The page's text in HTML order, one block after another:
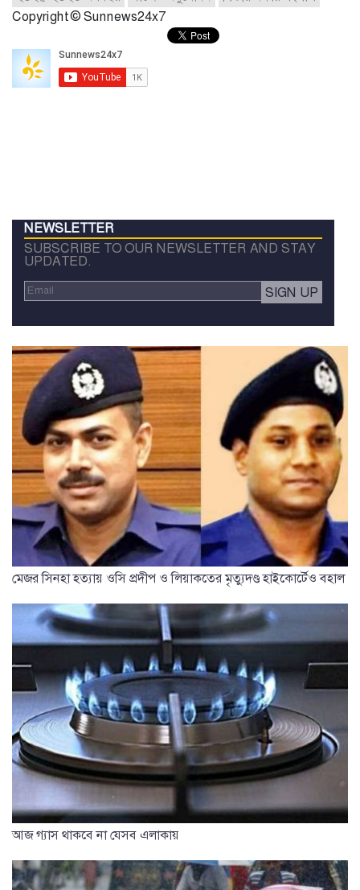
Copyright © Sunnews24x7
NEWSLETTER
SUBSCRIBE TO OUR NEWSLETTER AND STAY
UPDATED.
মেজর সিনহা হত্যায় ওসি প্রদীপ ও লিয়াকতের মৃত্যুদণ্ড হাইকোর্টেও বহাল
আজ গ্যাস থাকবে না যেসব এলাকায়